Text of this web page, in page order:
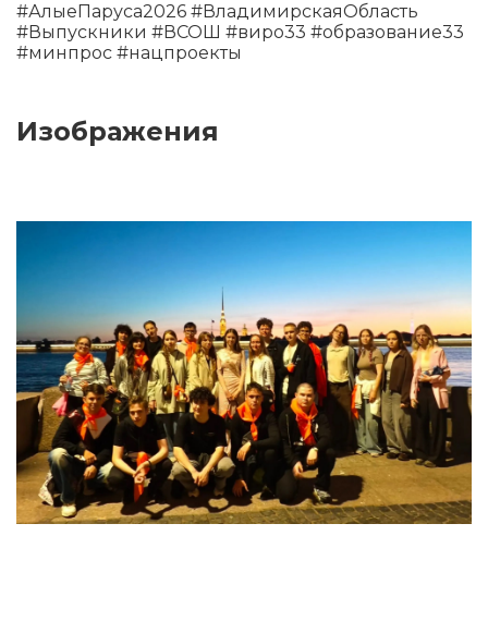
#АлыеПаруса2026 #ВладимирскаяОбласть
#Выпускники #ВСОШ #виро33 #образование33
#минпрос #нацпроекты
Изображения